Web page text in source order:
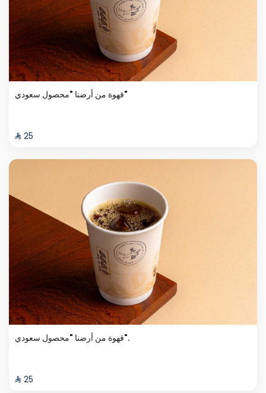
قهوة من أرضنا "محصول سعودي"
⁨⁦‪‬ 25⁩
قهوة من أرضنا "محصول سعودي".
⁨⁦‪‬ 25⁩